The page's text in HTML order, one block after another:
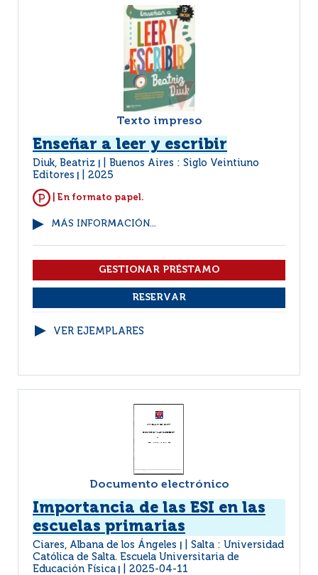
Texto impreso
Enseñar a leer y escribir
Diuk, Beatriz
Buenos Aires : Siglo Veintiuno
Editores
2025
| En formato papel.
MÁS INFORMACIÓN...
VER EJEMPLARES
Documento electrónico
Importancia de las ESI en las
escuelas primarias
Ciares, Albana de los Ángeles
Salta : Universidad
Católica de Salta. Escuela Universitaria de
Educación Física
2025-04-11